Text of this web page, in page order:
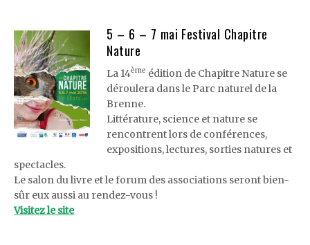
5 – 6 – 7 mai Festival Chapitre
Nature
La 14ème édition de Chapitre Nature se
déroulera dans le Parc naturel de la
Brenne.
Littérature, science et nature se
rencontrent lors de conférences,
expositions, lectures, sorties natures et
spectacles.
Le salon du livre et le forum des associations seront bien-
sûr eux aussi au rendez-vous !
Visitez le site